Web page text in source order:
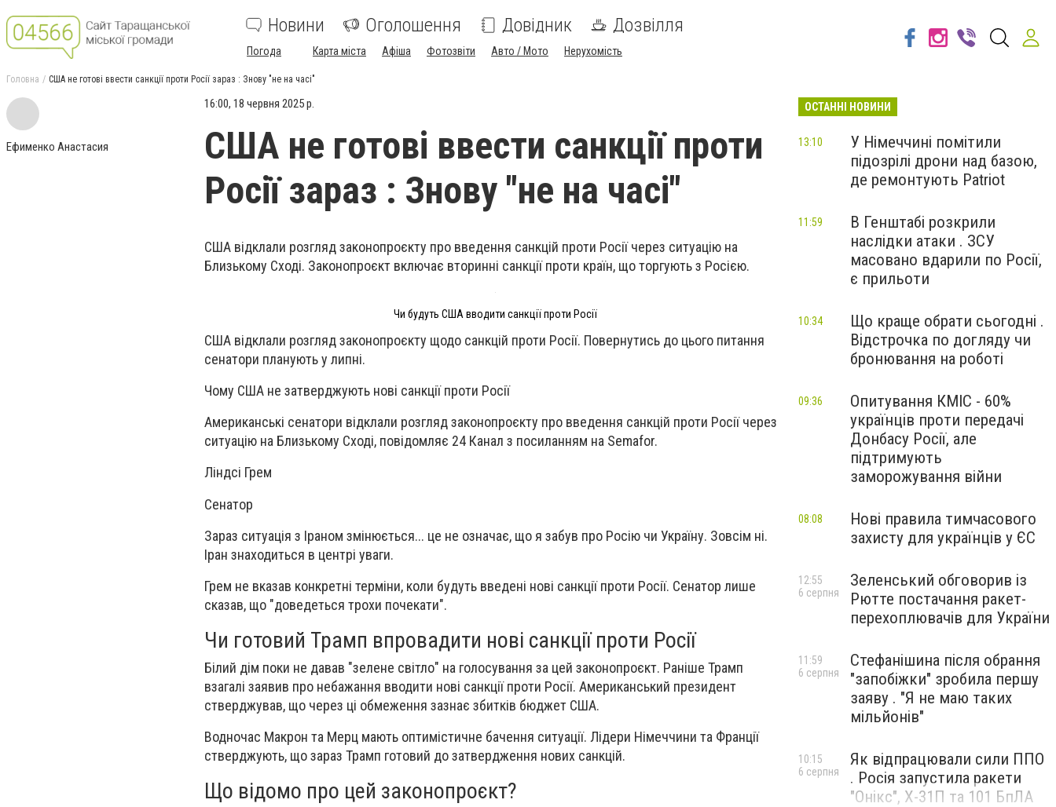
Новини Оголошення Довідник Дозвілля
Погода Карта міста Афіша Фотозвіти Авто / Мото Нерухомість
Головна США не готові ввести санкції проти Росії зараз : Знову "не на часі"
Ефименко Анастасия
16:00, 18 червня 2025 р.
США не готові ввести санкції проти
Росії зараз : Знову "не на часі"
США відклали розгляд законопроєкту про введення санкцій проти Росії через ситуацію на
Близькому Сході. Законопроєкт включає вторинні санкції проти країн, що торгують з Росією.
Чи будуть США вводити санкції проти Росії
США відклали розгляд законопроєкту щодо санкцій проти Росії. Повернутись до цього питання
сенатори планують у липні.
Чому США не затверджують нові санкції проти Росії
Американські сенатори відклали розгляд законопроєкту про введення санкцій проти Росії через
ситуацію на Близькому Сході, повідомляє 24 Канал з посиланням на Semafor.
Ліндсі Грем
Сенатор
Зараз ситуація з Іраном змінюється... це не означає, що я забув про Росію чи Україну. Зовсім ні.
Іран знаходиться в центрі уваги.
Грем не вказав конкретні терміни, коли будуть введені нові санкції проти Росії. Сенатор лише
сказав, що "доведеться трохи почекати".
Чи готовий Трамп впровадити нові санкції проти Росії
Білий дім поки не давав "зелене світло" на голосування за цей законопроєкт. Раніше Трамп
взагалі заявив про небажання вводити нові санкції проти Росії. Американський президент
стверджував, що через ці обмеження зазнає збитків бюджет США.
Водночас Макрон та Мерц мають оптимістичне бачення ситуації. Лідери Німеччини та Франції
стверджують, що зараз Трамп готовий до затвердження нових санкцій.
Що відомо про цей законопроєкт?
ОСТАННІ НОВИНИ
У Німеччині помітили
підозрілі дрони над базою,
де ремонтують Patriot
13:10
В Генштабі розкрили
наслідки атаки . ЗСУ
масовано вдарили по Росії,
є прильоти
11:59
Що краще обрати сьогодні .
Відстрочка по догляду чи
бронювання на роботі
10:34
Опитування КМІС - 60%
українців проти передачі
Донбасу Росії, але
підтримують
заморожування війни
09:36
Нові правила тимчасового
захисту для українців у ЄС
08:08
Зеленський обговорив із
Рютте постачання ракет-
перехоплювачів для України
12:55
6 серпня
Стефанішина після обрання
"запобіжки" зробила першу
заяву . "Я не маю таких
мільйонів"
11:59
6 серпня
Як відпрацювали сили ППО
. Росія запустила ракети
"Онікс", Х-31П та 101 БпЛА
10:15
6 серпня